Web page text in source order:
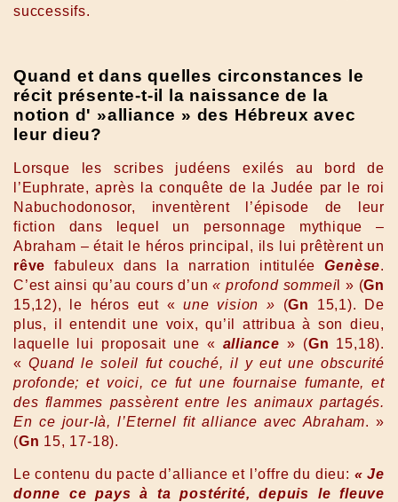
successifs.
Quand et dans quelles circonstances le
récit présente-t-il la naissance de la
notion d' »alliance » des Hébreux avec
leur dieu?
Lorsque les scribes judéens exilés au bord de
l’Euphrate, après la conquête de la Judée par le roi
Nabuchodonosor, inventèrent l’épisode de leur
fiction dans lequel un personnage mythique –
Abraham – était le héros principal, ils lui prêtèrent un
rêvefabuleux dans la narration intituléeGenèse.
C’est ainsi qu’au cours d’un« profond sommei l » (Gn
15,12), le héros eut «une vision » (Gn
15,1). De
plus, il entendit une voix, qu’il attribua à son dieu,
laquelle lui proposait une « alliance » (Gn 15,18).
«Quand le soleil fut couché, il y eut une obscurité
profonde; et voici, ce fut une fournaise fumante, et
des flammes passèrent entre les animaux partagés.
En ce jour-là, l’Eternel fit alliance avec Abraham. »
(Gn 15, 17-18).
Le contenu du pacte d’alliance et l’offre du dieu: « Je
donne ce pays à ta postérité, depuis le fleuve